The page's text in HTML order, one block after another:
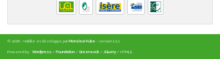
© 2026 - Habillé et développé parMonsieur Kube - version 1.5.1
Powered by : Wordpress / Foundation / Greensock /JQuery/ HTML5